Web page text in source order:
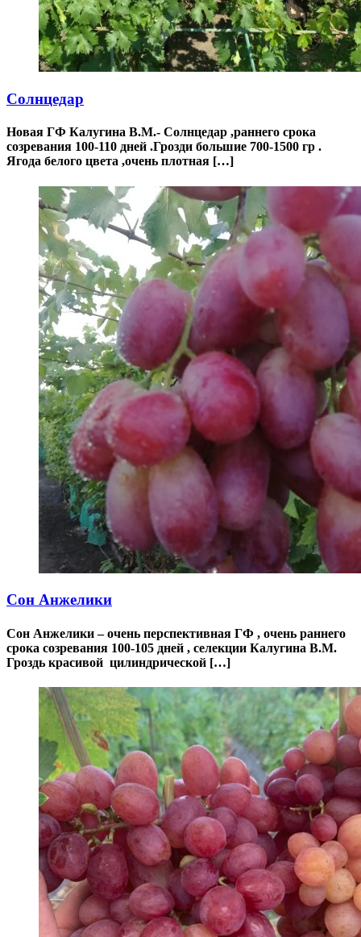
Солнцедар
Новая ГФ Калугина В.М.- Солнцедар ,раннего срока
созревания 100-110 дней .Грозди большие 700-1500 гр .
Ягода белого цвета ,очень плотная […]
Сон Анжелики
Сон Анжелики – очень перспективная ГФ , очень раннего
срока созревания 100-105 дней , селекции Калугина В.М.
Гроздь красивой цилиндрической […]